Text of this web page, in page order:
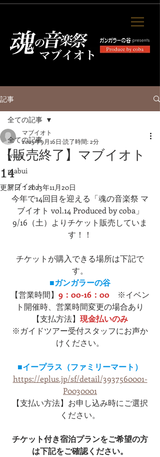
記事
全ての記事
waza
mabui
マブイオト
全ての記事
【販売終了】マブイオト
14
マブイオト
2023年9月16日 読了時間: 2分
更新日：2023年11月20日
今年で14回目を迎える「魂の音楽祭 マ
ブイオト vol.14 Produced by coba」
9/16（土）よりチケット販売していま
す！！
チケットが購入できる場所は下記で
す。
■ガンガラーの谷
【営業時間】 9：00-16：00 ※イベン
ト開催時、営業時間変更の場合あり
【支払方法】 現金払いのみ
※ガイドツアー受付スタッフにお声か
けください。
■イープラス（ファミリーマート）
https://eplus.jp/sf/detail/3937560001-
P0030001
【支払い方法】お申し込み時にご選択
ください。
チケット付き宿泊プランをご希望の方
は下記をご確認ください。